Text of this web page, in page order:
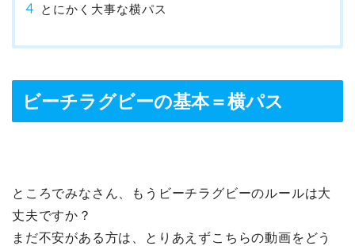
とにかく大事な横パス
ビーチラグビーの基本＝横パス
ところでみなさん、もうビーチラグビーのルールは大
丈夫ですか？
まだ不安がある方は、とりあえずこちらの動画をどう